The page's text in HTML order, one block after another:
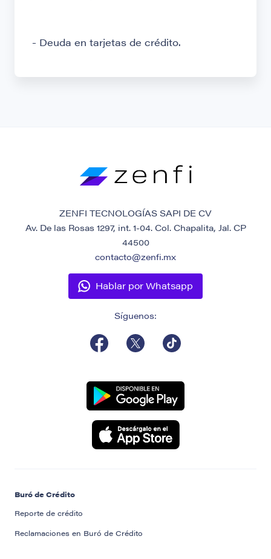
- Deuda en tarjetas de crédito.
ZENFI TECNOLOGÍAS SAPI DE CV
Av. De las Rosas 1297, int. 1-04. Col. Chapalita, Jal. CP
44500
contacto@zenfi.mx
Hablar por Whatsapp
Síguenos:
Buró de Crédito
Reporte de crédito
Reclamaciones en Buró de Crédito